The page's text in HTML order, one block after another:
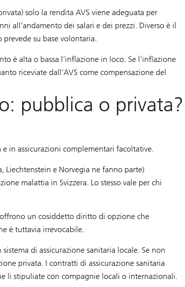
solo la rendita AVS viene adeguata per
all’andamento dei salari e dei prezzi. Diverso è il
prevede su base volontaria.
è alta o bassa l’inflazione in loco. Se l’inflazione
riceviate dall’AVS come compensazione del
pubblica o privata?
e in assicurazioni complementari facoltative.
Liechtenstein e Norvegia ne fanno parte)
malattia in Svizzera. Lo stesso vale per chi
un cosiddetto diritto di opzione che
è tuttavia irrevocabile.
di assicurazione sanitaria locale. Se non
privata. I contratti di assicurazione sanitaria
li stipuliate con compagnie locali o internazionali.